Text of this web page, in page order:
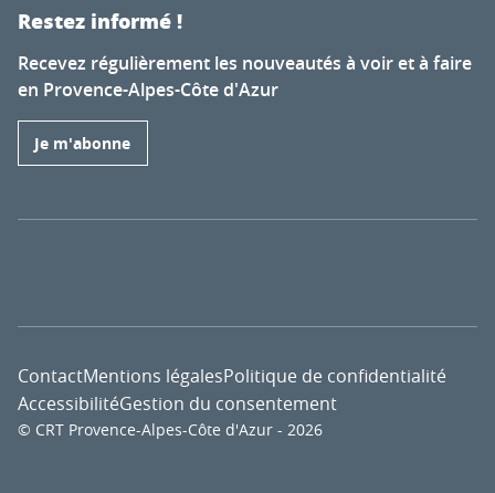
Restez informé !
Recevez régulièrement les nouveautés à voir et à faire
en Provence-Alpes-Côte d'Azur
Je m'abonne
© CRT Provence-Alpes-Côte d'Azur - 2026
ContactMentions légalesPolitique de confidentialité
AccessibilitéGestion du consentement